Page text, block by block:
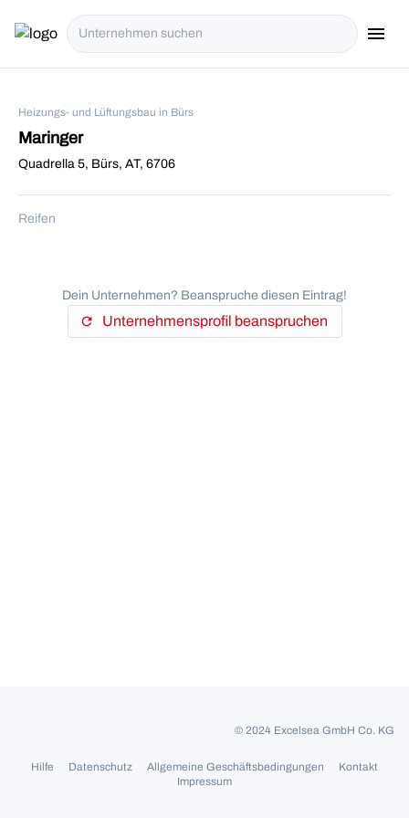
menu
Heizungs- und Lüftungsbau in Bürs
Maringer
Quadrella 5, Bürs, AT, 6706
Reifen
Dein Unternehmen? Beanspruche diesen Eintrag!
refresh Unternehmensprofil beanspruchen
© 2024 Excelsea GmbH Co. KG
Hilfe Datenschutz Allgemeine Geschäftsbedingungen
Kontakt
Impressum